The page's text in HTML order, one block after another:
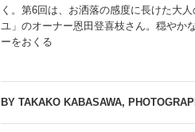
く。第6回は、お洒落の感度に長けた大
ユ」のオーナー恩田登喜枝さん。穏やか
ーをおくる
BY TAKAKO KABASAWA,